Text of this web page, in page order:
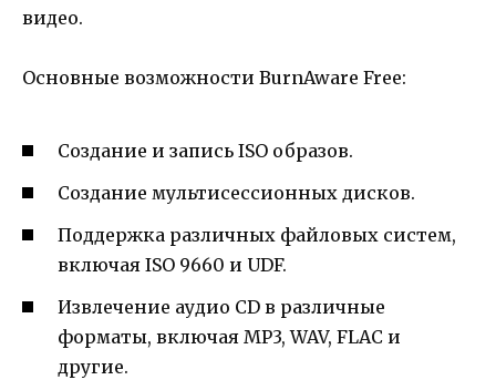
видео.
Основные возможности BurnAware Free:
Создание и запись ISO образов.
Создание мультисессионных дисков.
Поддержка различных файловых систем,
включая ISO 9660 и UDF.
Извлечение аудио CD в различные
форматы, включая MP3, WAV, FLAC и
другие.